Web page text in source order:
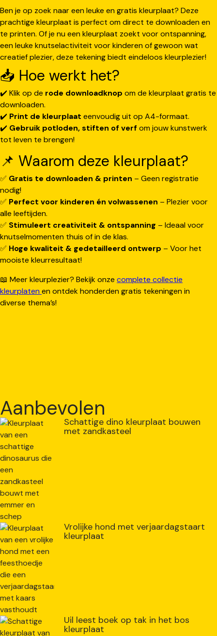
Ben je op zoek naar een leuke en gratis kleurplaat? Deze
prachtige kleurplaat is perfect om direct te downloaden en
te printen. Of je nu een kleurplaat zoekt voor ontspanning,
een leuke knutselactiviteit voor kinderen of gewoon wat
creatief plezier, deze tekening biedt eindeloos kleurplezier!
📥 Hoe werkt het?
✔️ Klik op de rode downloadknop om de kleurplaat gratis te
downloaden.
✔️ Print de kleurplaat eenvoudig uit op A4-formaat.
✔️ Gebruik potloden, stiften of verf om jouw kunstwerk
tot leven te brengen!
📌 Waarom deze kleurplaat?
✅ Gratis te downloaden & printen – Geen registratie
nodig!
✅ Perfect voor kinderen én volwassenen – Plezier voor
alle leeftijden.
✅ Stimuleert creativiteit & ontspanning – Ideaal voor
knutselmomenten thuis of in de klas.
✅ Hoge kwaliteit & gedetailleerd ontwerp – Voor het
mooiste kleurresultaat!
📖 Meer kleurplezier? Bekijk onze complete collectie
kleurplatenen ontdek honderden gratis tekeningen in
diverse thema’s!
Aanbevolen
Schattige dino kleurplaat bouwen
met zandkasteel
Vrolijke hond met verjaardagstaart
kleurplaat
Uil leest boek op tak in het bos
kleurplaat